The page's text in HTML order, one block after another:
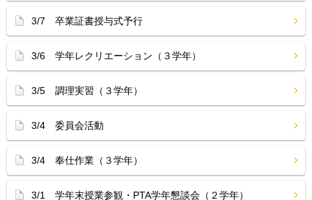
3/7 卒業証書授与式予行
3/6 学年レクリエーション（３学年）
3/5 調理実習（３学年）
3/4 委員会活動
3/4 奉仕作業（３学年）
3/1 学年末授業参観・PTA学年懇談会（２学年）